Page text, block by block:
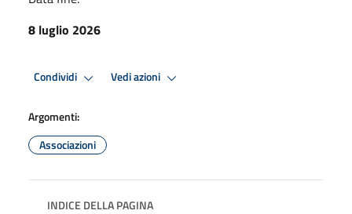
8 luglio 2026
Condividi Vedi azioni
Argomenti:
Associazioni
INDICE DELLA PAGINA